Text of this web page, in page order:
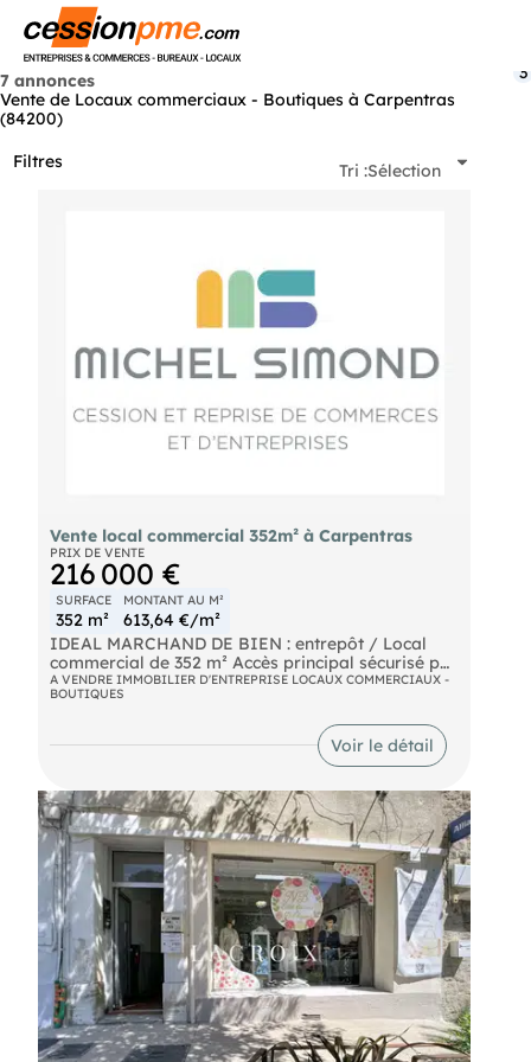
7 annonces
Vente de Locaux commerciaux - Boutiques à Carpentras
(84200)
Filtres
3
Tri :Sélection
Vente local commercial 352m² à Carpentras
PRIX DE VENTE
216 000 €
SURFACE
352 m²
MONTANT AU M²
613,64 €/m²
IDEAL MARCHAND DE BIEN : entrepôt / Local
commercial de 352 m² Accès principal sécurisé par
une porte à rideau roulant. 1° étage à aménager
en logement 90 m2, Création d'un parking + 1
A VENDRE IMMOBILIER D'ENTREPRISE LOCAUX COMMERCIAUX -
BOUTIQUES
Voir le détail